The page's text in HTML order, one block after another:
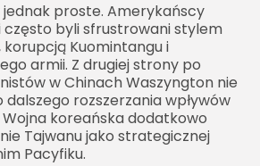
jednak proste. Amerykańscy
często byli sfrustrowani stylem
korupcją Kuomintangu i
armii. Z drugiej strony po
w Chinach Waszyngton nie
dalszego rozszerzania wpływów
koreańska dodatkowo
Tajwanu jako strategicznej
Pacyfiku.